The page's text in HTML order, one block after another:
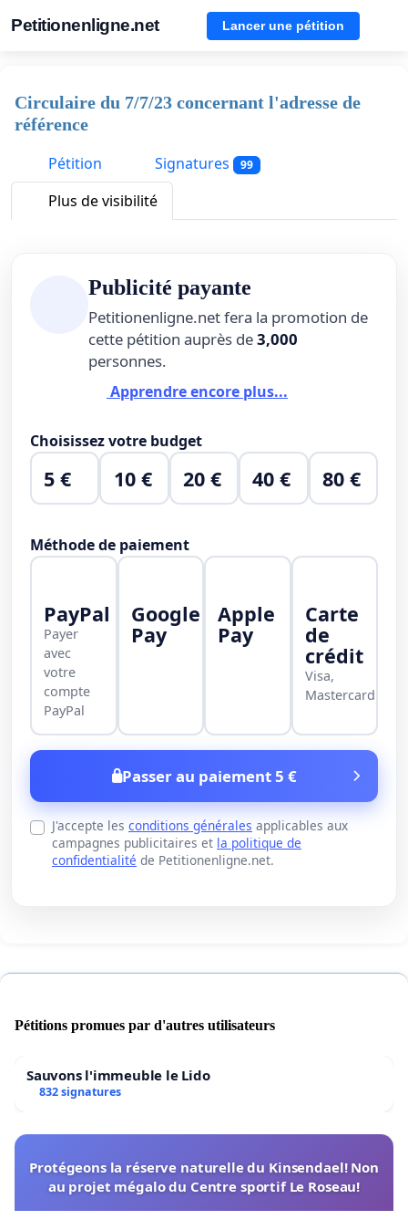
Petitionenligne.net Lancer une pétition
Circulaire du 7/7/23 concernant l'adresse de
référence
Pétition
Signatures 99
Plus de visibilité
Publicité payante
Petitionenligne.net fera la promotion de
cette pétition auprès de3,000
personnes.
Apprendre encore plus...
Choisissez votre budget
5 € 10 € 20 € 40 € 80 €
Méthode de paiement
PayPal
Payer
avec
votre
compte
PayPal
Google
Pay
Apple
Pay
Carte
de
crédit
Visa,
Mastercard
Passer au paiement 5 €
J'accepte les conditions générales applicables aux
campagnes publicitaires et la politique de
confidentialité de Petitionenligne.net.
Pétitions promues par d'autres utilisateurs
Sauvons l'immeuble le Lido
832 signatures
Protégeons la réserve naturelle du Kinsendael! Non
au projet mégalo du Centre sportif Le Roseau!